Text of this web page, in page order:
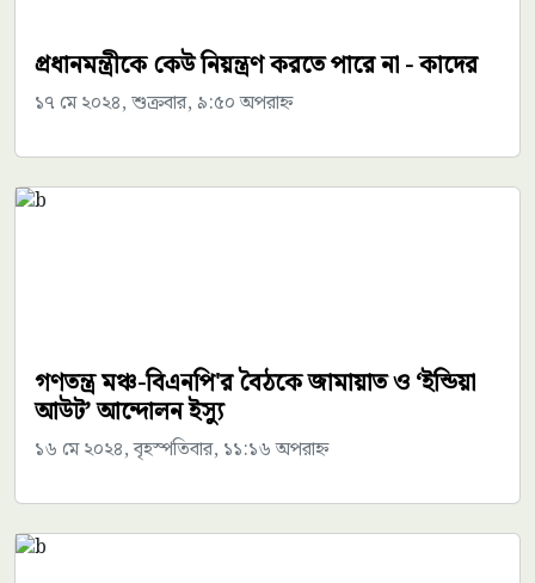
প্রধানমন্ত্রীকে কেউ নিয়ন্ত্রণ করতে পারে না - কাদের
১৭ মে ২০২৪, শুক্রবার, ৯:৫০ অপরাহ্ন
গণতন্ত্র মঞ্চ-বিএনপি'র বৈঠকে জামায়াত ও ‘ইন্ডিয়া
আউট’ আন্দোলন ইস্যু
১৬ মে ২০২৪, বৃহস্পতিবার, ১১:১৬ অপরাহ্ন